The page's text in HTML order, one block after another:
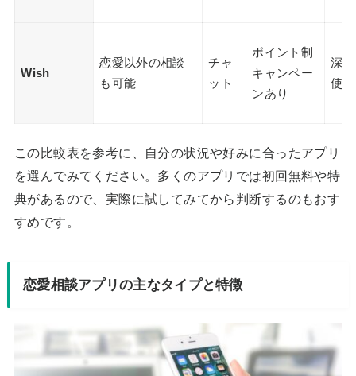
Wish
恋愛以外の相談
も可能
チャ
ット
ポイント制
キャンペー
ンあり
深
使
この比較表を参考に、自分の状況や好みに合ったアプリ
を選んでみてください。多くのアプリでは初回無料や特
典があるので、実際に試してみてから判断するのもおす
すめです。
恋愛相談アプリの主なタイプと特徴